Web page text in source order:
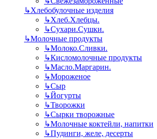
↳Хлебобулочные изделия
↳Хлеб.Хлебцы.
↳Сухари.Сушки.
↳Молочные продукты
↳Молоко.Сливки.
↳Кисломолочные продукты
↳Масло.Маргарин.
↳Мороженое
↳Сыр
↳Йогурты
↳Творожки
↳Сырки творожные
↳Молочные коктейли, напитки
↳Пудинги, желе, десерты